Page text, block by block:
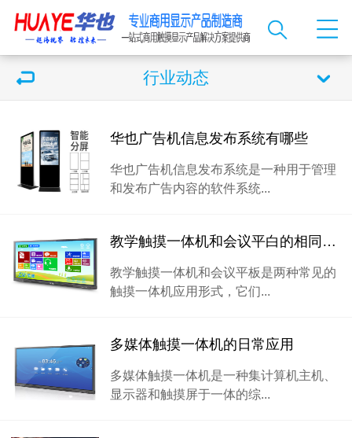
行业动态
华也广告机信息发布系统有哪些
华也广告机信息发布系统是一种用于管理
和发布广告内容的软件系统...
教学触摸一体机和会议平白的相同点和差异
教学触摸一体机和会议平板是两种常见的
触摸一体机应用形式，它们...
多媒体触摸一体机的日常应用
多媒体触摸一体机是一种集计算机主机、
显示器和触摸屏于一体的综...